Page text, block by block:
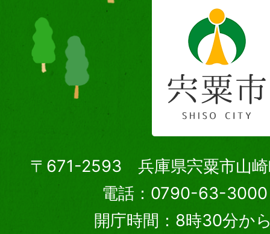
〒671-2593 兵庫県宍粟市山崎
電話：0790-63-3000
開庁時間：8時30分か